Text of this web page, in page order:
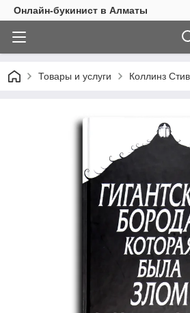
Онлайн-букинист в Алматы
Товары и услуги Коллинз